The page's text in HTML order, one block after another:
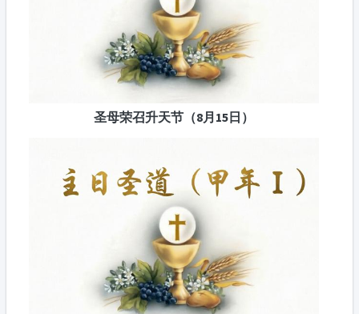
圣母荣召升天节（8月15日）